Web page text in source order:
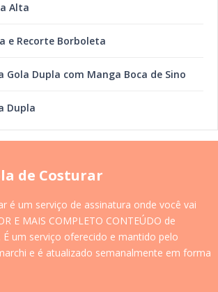
Alta
e Recorte Borboleta
Gola Dupla com Manga Boca de Sino
Dupla
de Costurar
é um serviço de assinatura onde você vai
E MAIS COMPLETO CONTEÚDO de
um serviço oferecido e mantido pelo
e é atualizado semanalmente em forma